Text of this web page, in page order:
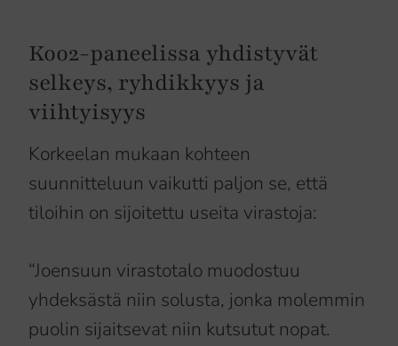
Koo2-paneelissa yhdistyvät
selkeys, ryhdikkyys ja
viihtyisyys
Korkeelan mukaan kohteen
suunnitteluun vaikutti paljon se, että
tiloihin on sijoitettu useita virastoja:
“Joensuun virastotalo muodostuu
yhdeksästä niin solusta, jonka molemmin
puolin sijaitsevat niin kutsutut nopat.